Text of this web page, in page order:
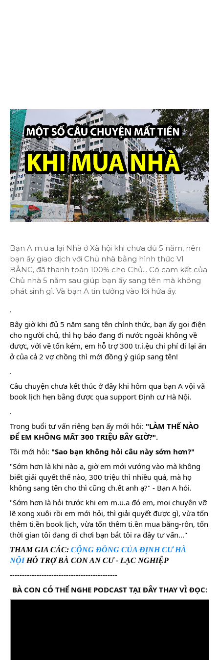
Bạn A m.u.a lại Nhà ở Xã hội khi chưa đủ 5 năm, nên
bạn ấy giao dịch với Chủ nhà bằng hình thức VI
BẰNG, đã thanh toán 100% cho Chủ... Có cam kết của
Chủ nhà 5 năm sau giúp bạn ấy sang tên mà không
phát sinh gì. Và bạn A tin tưởng vào lời hứa ấy.
.
Bây giờ khi đủ 5 năm sang tên chính thức, bạn ấy gọi điện
cho người chủ, thì họ báo đang đi nước ngoài không về
được, với về tốn kém, em hỗ trợ 300 tr.i.ệu chi phí đi lại ăn
ở của cả 2 vợ chồng thì mới đồng ý giúp sang tên!
.
Câu chuyện chưa kết thúc ở đây khi hôm qua bạn A vội vã
book lịch hẹn bằng được qua support Định cư Hà Nội.
.
Trong buổi tư vấn riêng bạn ấy mới hỏi: "LÀM THẾ NÀO
ĐỂ EM KHÔNG MẤT 300 TRIỆU BÂY GIỜ?".
Tôi mới hỏi: "Sao bạn không hỏi câu này sớm hơn?"
"Sớm hơn là khi nào ạ, giờ em mới vướng vào mà không
biết giải quyết thế nào, 300 triệu thì nhiều quá, mà họ
không sang tên cho thì cũng ch.ết anh ạ?" - Bạn A hỏi.
"Sớm hơn là hỏi trước khi em m.u.a đó em, mọi chuyện vỡ
lẽ xong xuôi rồi em mới hỏi, thì giải quyết được gì, vừa tốn
thêm ti.ền book lịch, vừa tốn thêm ti.ền mua băng-rôn, tốn
thời gian tôi đang đi chơi bạn bắt tôi ra đây tư vấn..."
THAM GIA CÁC: CỘNG ĐỒNG CỦA ĐỊNH CƯ HÀ
NỘIHỖ TRỢ BÀ CON AN CƯ - LẠC NGHIỆP
--------------------------------------------
BÀ CON CÓ THỂ NGHE PODCAST TẠI ĐÂY THAY VÌ ĐỌC: